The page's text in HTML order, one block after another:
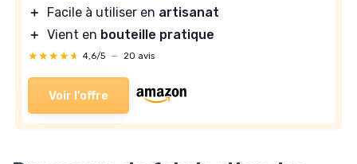
＋
Facile à utiliser en artisanat
＋ Vient en bouteille pratique
★★★★★
★★★★★ 4,6/5 — 20 avis
Voir l'offre